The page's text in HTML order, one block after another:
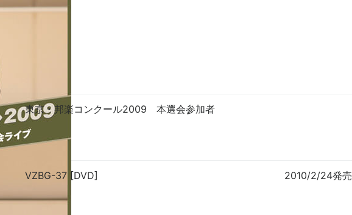
東京・邦楽コンクール2009 本選会参加者
VZBG-37 [DVD] 2010/2/24発売